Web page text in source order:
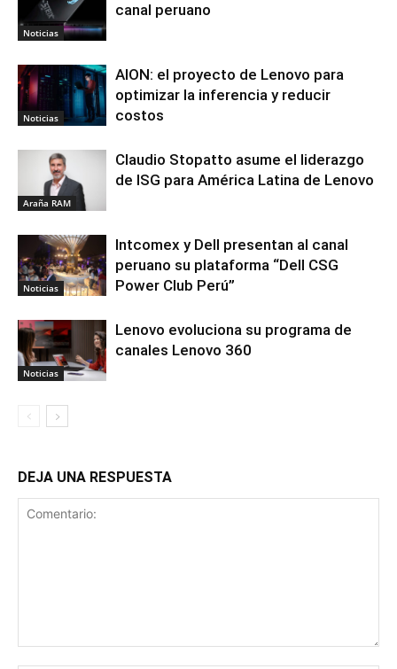
Noticias
canal peruano
Noticias
AION: el proyecto de Lenovo para
optimizar la inferencia y reducir
costos
Araña RAM
Claudio Stopatto asume el liderazgo
de ISG para América Latina de Lenovo
Noticias
Intcomex y Dell presentan al canal
peruano su plataforma “Dell CSG
Power Club Perú”
Noticias
Lenovo evoluciona su programa de
canales Lenovo 360
DEJA UNA RESPUESTA